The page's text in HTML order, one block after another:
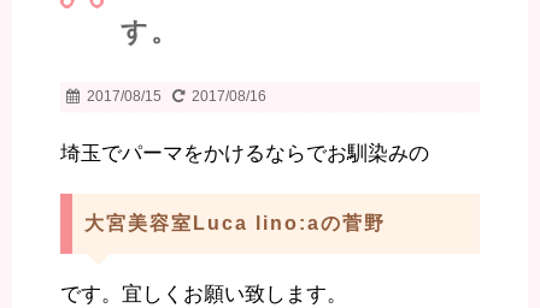
す。
2017/08/15 2017/08/16
埼玉でパーマをかけるならでお馴染みの
大宮美容室Luca lino:aの菅野
です。宜しくお願い致します。